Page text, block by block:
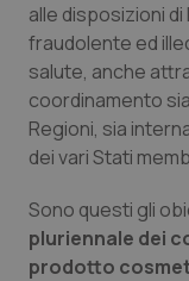
Calabria
Campania
Emilia-
Friuli
Lazio
Asma &
Car-T
Colesterolo
Dermatite
Diabete &
alle disposizioni
fraudolente ed
salute, anche
coordinamento
Regioni, sia
dei vari Stati
Sono questi gli
pluriennale dei
prodotto